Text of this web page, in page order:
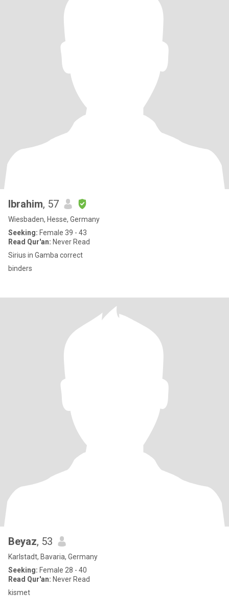
Ibrahim, 57
Wiesbaden, Hesse, Germany
Seeking: Female 39 - 43
Read Qur'an: Never Read
Sirius in Gamba correct
binders
Beyaz, 53
Karlstadt, Bavaria, Germany
Seeking: Female 28 - 40
Read Qur'an: Never Read
kismet